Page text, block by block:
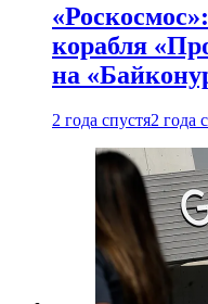
корабля
на
2 года спустя2 года